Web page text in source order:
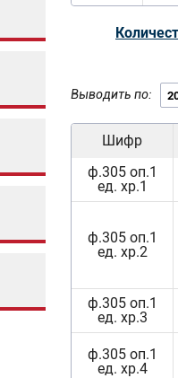
Выводить по:
Шифр
ф.305 оп.1
ед. хр.1
ф.305 оп.1
ед. хр.2
ф.305 оп.1
ед. хр.3
ф.305 оп.1
ед. хр.4